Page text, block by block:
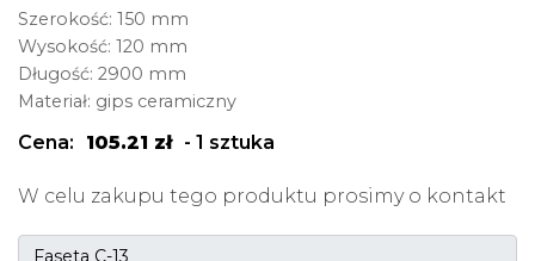
Szerokość: 150 mm
Wysokość: 120 mm
Długość: 2900 mm
Materiał: gips ceramiczny
Cena: 105.21 zł - 1 sztuka
W celu zakupu tego produktu prosimy o kontakt